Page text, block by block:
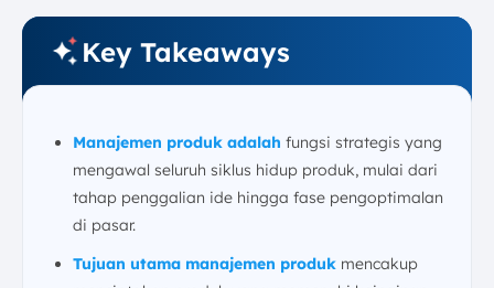
e. Manajemen Berkelanjutan
9. Optimalkan Proses Manajemen Produk dengan
Software Manufaktur ScaleOcean
Key Takeaways
Manajemen produk adalah fungsi strategis yang
mengawal seluruh siklus hidup produk, mulai dari
tahap penggalian ide hingga fase pengoptimalan
di pasar.
Tujuan utama manajemen produk mencakup